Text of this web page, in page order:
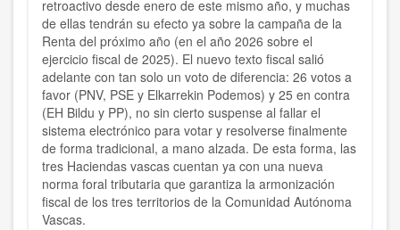
retroactivo desde enero de este mismo año, y muchas
de ellas tendrán su efecto ya sobre la campaña de la
Renta del próximo año (en el año 2026 sobre el
ejercicio fiscal de 2025). El nuevo texto fiscal salió
adelante con tan solo un voto de diferencia: 26 votos a
favor (PNV, PSE y Elkarrekin Podemos) y 25 en contra
(EH Bildu y PP), no sin cierto suspense al fallar el
sistema electrónico para votar y resolverse finalmente
de forma tradicional, a mano alzada. De esta forma, las
tres Haciendas vascas cuentan ya con una nueva
norma foral tributaria que garantiza la armonización
fiscal de los tres territorios de la Comunidad Autónoma
Vascas.